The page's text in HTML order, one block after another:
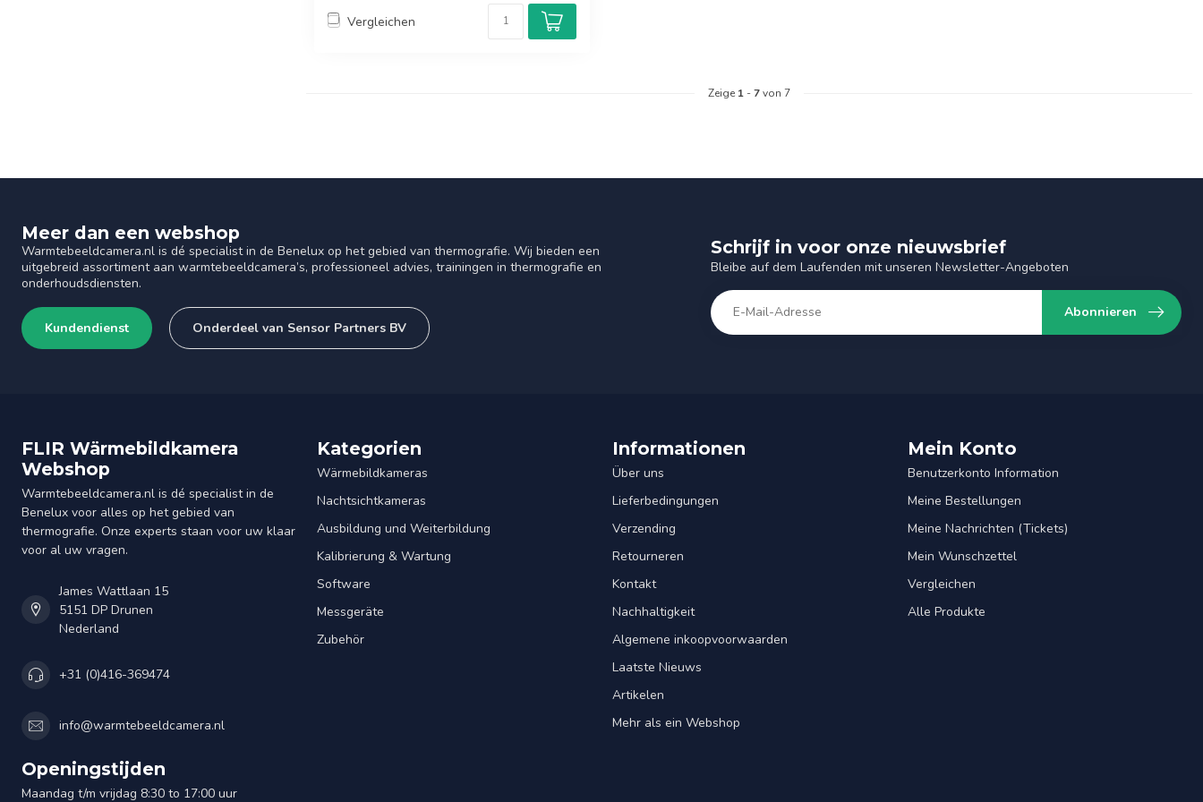
Vergleichen
Zeige 1 -7von 7
Meer dan een webshop
Warmtebeeldcamera.nl is dé specialist in de Benelux op het gebied van thermografie. Wij bieden een
uitgebreid assortiment aan warmtebeeldcamera’s, professioneel advies, trainingen in thermografie en
onderhoudsdiensten.
Kundendienst Onderdeel van Sensor Partners BV
Schrijf in voor onze nieuwsbrief
Bleibe auf dem Laufenden mit unseren Newsletter-Angeboten
Abonnieren
FLIR Wärmebildkamera
Webshop
Warmtebeeldcamera.nl is dé specialist in de
Benelux voor alles op het gebied van
thermografie. Onze experts staan voor uw klaar
voor al uw vragen.
James Wattlaan 15
5151 DP Drunen
Nederland
+31 (0)416-369474
info@warmtebeeldcamera.nl
Openingstijden
Maandag t/m vrijdag 8:30 to 17:00 uur
Kategorien
Wärmebildkameras
Nachtsichtkameras
Ausbildung und Weiterbildung
Kalibrierung & Wartung
Software
Messgeräte
Zubehör
Informationen
Über uns
Lieferbedingungen
Verzending
Retourneren
Kontakt
Nachhaltigkeit
Algemene inkoopvoorwaarden
Laatste Nieuws
Artikelen
Mehr als ein Webshop
Mein Konto
Benutzerkonto Information
Meine Bestellungen
Meine Nachrichten (Tickets)
Mein Wunschzettel
Vergleichen
Alle Produkte